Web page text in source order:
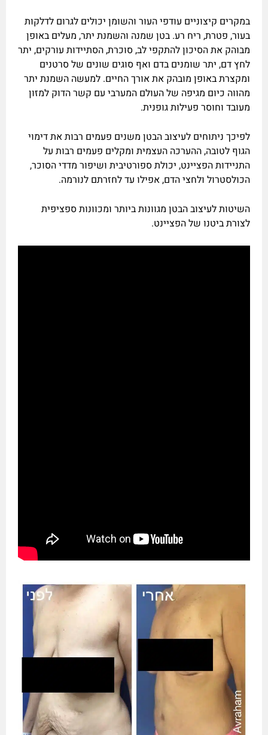
במקרים קיצוניים עודפי העור והשומן יכולים לגרום לדלקות
בעור, פטרת, ריח רע. בטן שמנה והשמנת יתר, מעלים באופן
מבוהק את הסיכון להתקפי לב, סוכרת, הסתיידות עורקים, יתר
לחץ דם, יתר שומנים בדם ואף סוגים שונים של סרטנים
ומקצרת באופן מובהק את אורך החיים. למעשה השמנת יתר
מהווה כיום מגיפה של העולם המערבי עם קשר הדוק למזון
מעובד וחוסר פעילות גופנית.
לפיכך ניתוחים לעיצוב הבטן משנים פעמים רבות את דימוי
הגוף לטובה, ההערכה העצמית ומקלים פעמים רבות על
התניידות הפציינט, יכולת ספורטיבית ושיפור מדדי הסוכר,
הכולסטרול ולחצי הדם, אפילו עד לחזרתם לנורמה.
השיטות לעיצוב הבטן מגוונות ביותר ומכוונות ספציפית
לצורת ביטנו של הפציינט.